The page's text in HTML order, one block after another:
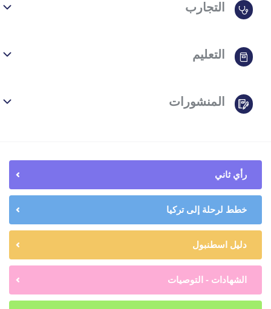
التجارب
التعليم
المنشورات
رأي ثاني
خطط لرحلة إلى تركيا
دليل اسطنبول
الشهادات - التوصيات